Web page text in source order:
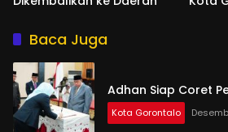
Baca Juga
Adhan Siap Coret
Kota Gorontalo